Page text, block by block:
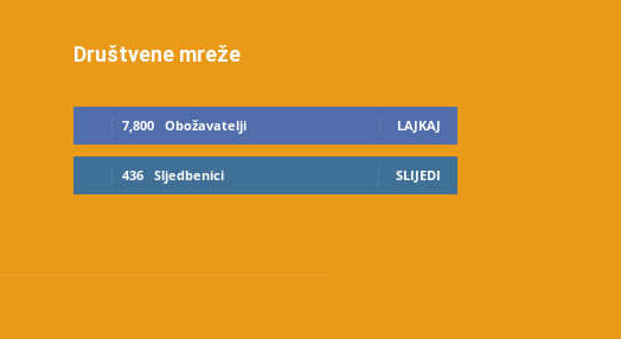
Društvene mreže
7,800 Obožavatelji LAJKAJ
436 Sljedbenici SLIJEDI